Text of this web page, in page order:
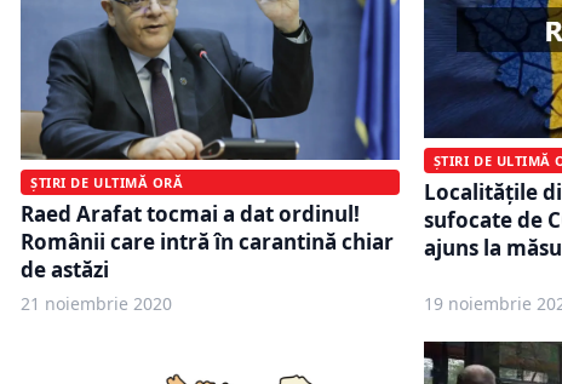
ȘTIRI DE ULTIMĂ ORĂ
Raed Arafat tocmai a dat ordinul!
Românii care intră în carantină chiar
de astăzi
21 noiembrie 2020
ȘTIRI DE ULTIMĂ
Localităţile
sufocate de
ajuns la
19 noiembrie